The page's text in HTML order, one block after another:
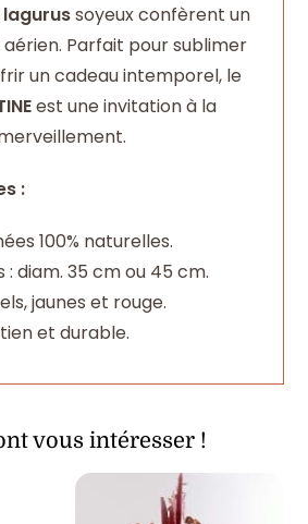
lagurussoyeux confèrent un
Parfait pour sublimer
un cadeau intemporel, le
est une invitation à la
:
100% naturelles.
: diam. 35 cm ou 45 cm.
jaunes et rouge.
et durable.
vous intéresser !